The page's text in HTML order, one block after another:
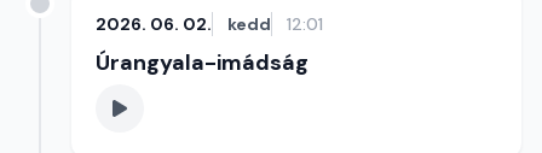
2026. 06. 02. kedd 12:01
Úrangyala-imádság